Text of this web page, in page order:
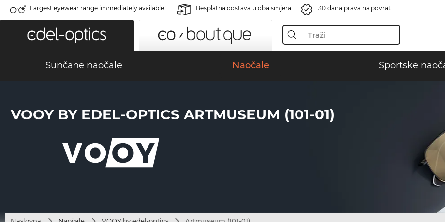
Largest eyewear range immediately available! Besplatna dostava u oba smjera 30 dana prava na povrat
Sunčane naočale Naočale Sportske
VOOY BY EDEL-OPTICS ARTMUSEUM (101-01)